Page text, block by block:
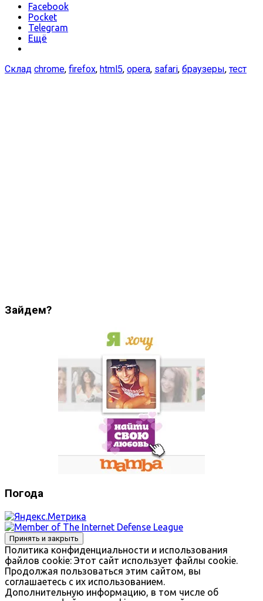
Facebook
Pocket
Telegram
Ещё
Склад chrome, firefox, html5, opera, safari, браузеры,тест
Зайдем?
Погода
Политика конфиденциальности и использования
файлов сookie: Этот сайт использует файлы cookie.
Продолжая пользоваться этим сайтом, вы
соглашаетесь с их использованием.
Дополнительную информацию, в том числе об